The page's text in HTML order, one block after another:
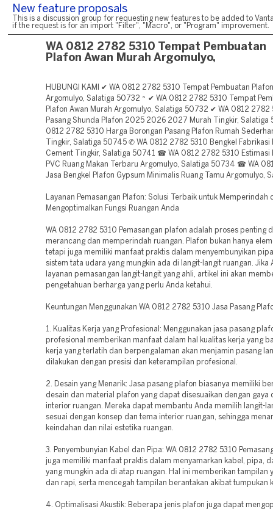
New feature proposals
This is a discussion group for requesting new features to be added to
if the request is for an import "Filter", "Macro", or "Program" improvement.
WA 0812 2782 5310 Tempat Pembuatan
Plafon Awan Murah Argomulyo,
HUBUNGI KAMI ✔ WA 0812 2782 5310 Tempat Pembuatan
Argomulyo, Salatiga 50732 ~ ✔ WA 0812 2782 5310 Tempat
Plafon Awan Murah Argomulyo, Salatiga 50732 ✔ WA 0812 2782
Pasang Shunda Plafon 2025 2026 2027 Murah Tingkir,
0812 2782 5310 Harga Borongan Pasang Plafon Rumah
Tingkir, Salatiga 50745 ✆ WA 0812 2782 5310 Bengkel Fabrikasi
Cement Tingkir, Salatiga 50741 ☎ WA 0812 2782 5310 Estimasi
PVC Ruang Makan Terbaru Argomulyo, Salatiga 50734 ☎ WA
Jasa Bengkel Plafon Gypsum Minimalis Ruang Tamu Argomulyo,
Layanan Pemasangan Plafon: Solusi Terbaik untuk Memperindah
Mengoptimalkan Fungsi Ruangan Anda
WA 0812 2782 5310 Pemasangan plafon adalah proses penting
merancang dan memperindah ruangan. Plafon bukan hanya
tetapi juga memiliki manfaat praktis dalam menyembunyikan
sistem tata udara yang mungkin ada di langit-langit ruangan. Jika
layanan pemasangan langit-langit yang ahli, artikel ini akan
pengetahuan berharga yang perlu Anda ketahui.
Keuntungan Menggunakan WA 0812 2782 5310 Jasa Pasang
1. Kualitas Kerja yang Profesional: Menggunakan jasa pasang
profesional memberikan manfaat dalam hal kualitas kerja yang
kerja yang terlatih dan berpengalaman akan menjamin pasang
dilakukan dengan presisi dan keterampilan profesional.
2. Desain yang Menarik: Jasa pasang plafon biasanya memiliki
desain dan material plafon yang dapat disesuaikan dengan gaya
interior ruangan. Mereka dapat membantu Anda memilih langit-
sesuai dengan konsep dan tema interior ruangan, sehingga
keindahan dan nilai estetika ruangan.
3. Penyembunyian Kabel dan Pipa: WA 0812 2782 5310
juga memiliki manfaat praktis dalam menyamarkan kabel, pipa,
yang mungkin ada di atap ruangan. Hal ini memberikan tampilan
dan rapi, serta mencegah tampilan berantakan akibat tumpukan
4. Optimalisasi Akustik: Beberapa jenis plafon juga dapat